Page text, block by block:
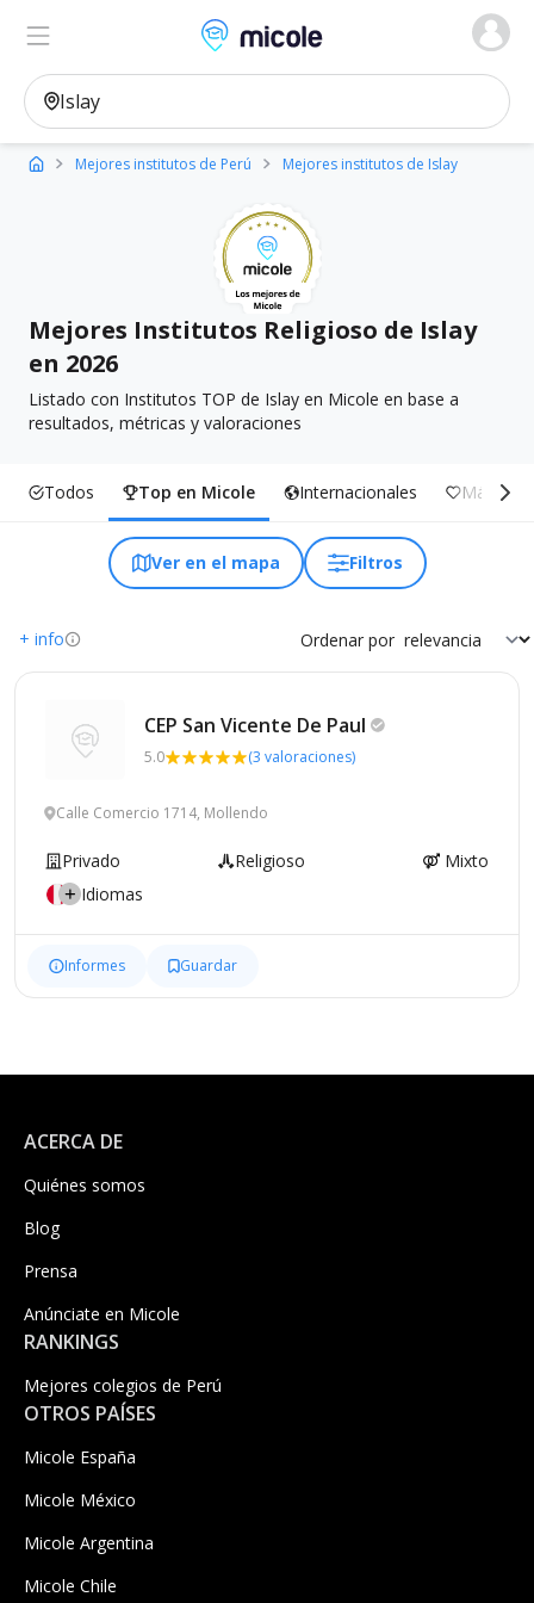
Micole, buscador de colegios
Mejores institutos de Perú Mejores institutos de Islay
Mejores Institutos Religioso de Islay
en 2026
Listado con Institutos TOP de Islay en Micole en base a
resultados, métricas y valoraciones
Todos Top en Micole Internacionales Más
Ver en el mapa Filtros
+ info Ordenar por
CEP San Vicente De Paul
5.0 (3 valoraciones)
Calle Comercio 1714, Mollendo
Privado Religioso
Mixto
Idiomas
Informes Guardar
ACERCA DE
Quiénes somos
Blog
Prensa
Anúnciate en Micole
RANKINGS
Mejores colegios de Perú
OTROS PAÍSES
Micole España
Micole México
Micole Argentina
Micole Chile